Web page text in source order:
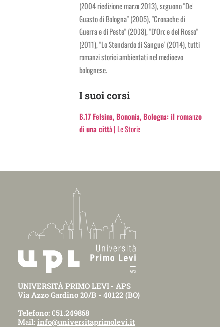
(2004 riedizione marzo 2013), seguono "Del
Guasto di Bologna" (2005), "Cronache di
Guerra e di Peste" (2008), "D'Oro e del Rosso"
(2011), "Lo Stendardo di Sangue" (2014), tutti
romanzi storici ambientati nel medioevo
bolognese.
I suoi corsi
B.17 Felsina, Bononia, Bologna: il romanzo
di una città | Le Storie
UNIVERSITÀ PRIMO LEVI - APS
Via Azzo Gardino 20/B - 40122 (BO)
Telefono: 051.249868
Mail: info@universitaprimolevi.it